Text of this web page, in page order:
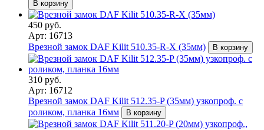
В корзину
450 руб.
Арт: 16713
Врезной замок DAF Kilit 510.35-R-X (35мм)
В корзину
310 руб.
Арт: 16712
Врезной замок DAF Kilit 512.35-P (35мм) узкопроф. с
роликом, планка 16мм
В корзину